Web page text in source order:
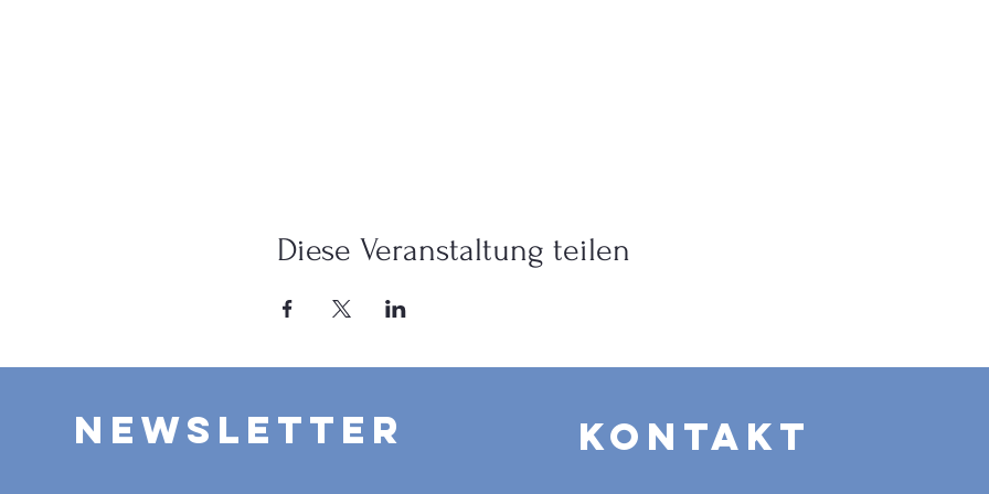
Diese Veranstaltung teilen
Newsletter Kontakt